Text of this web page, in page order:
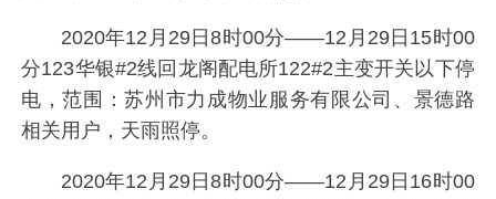
2020年12月29日8时00分——12月29日15时00
分123华银#2线回龙阁配电所122#2主变开关以下停
电，范围：苏州市力成物业服务有限公司、景德路
相关用户，天雨照停。
2020年12月29日8时00分——12月29日16时00